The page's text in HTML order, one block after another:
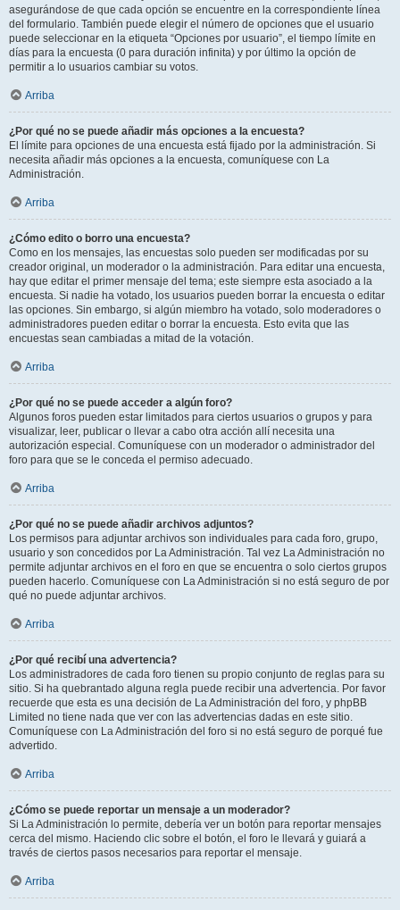
asegurándose de que cada opción se encuentre en la correspondiente línea
del formulario. También puede elegir el número de opciones que el usuario
puede seleccionar en la etiqueta “Opciones por usuario”, el tiempo límite en
días para la encuesta (0 para duración infinita) y por último la opción de
permitir a lo usuarios cambiar su votos.
Arriba
¿Por qué no se puede añadir más opciones a la encuesta?
El límite para opciones de una encuesta está fijado por la administración. Si
necesita añadir más opciones a la encuesta, comuníquese con La
Administración.
Arriba
¿Cómo edito o borro una encuesta?
Como en los mensajes, las encuestas solo pueden ser modificadas por su
creador original, un moderador o la administración. Para editar una encuesta,
hay que editar el primer mensaje del tema; este siempre esta asociado a la
encuesta. Si nadie ha votado, los usuarios pueden borrar la encuesta o editar
las opciones. Sin embargo, si algún miembro ha votado, solo moderadores o
administradores pueden editar o borrar la encuesta. Esto evita que las
encuestas sean cambiadas a mitad de la votación.
Arriba
¿Por qué no se puede acceder a algún foro?
Algunos foros pueden estar limitados para ciertos usuarios o grupos y para
visualizar, leer, publicar o llevar a cabo otra acción allí necesita una
autorización especial. Comuníquese con un moderador o administrador del
foro para que se le conceda el permiso adecuado.
Arriba
¿Por qué no se puede añadir archivos adjuntos?
Los permisos para adjuntar archivos son individuales para cada foro, grupo,
usuario y son concedidos por La Administración. Tal vez La Administración no
permite adjuntar archivos en el foro en que se encuentra o solo ciertos grupos
pueden hacerlo. Comuníquese con La Administración si no está seguro de por
qué no puede adjuntar archivos.
Arriba
¿Por qué recibí una advertencia?
Los administradores de cada foro tienen su propio conjunto de reglas para su
sitio. Si ha quebrantado alguna regla puede recibir una advertencia. Por favor
recuerde que esta es una decisión de La Administración del foro, y phpBB
Limited no tiene nada que ver con las advertencias dadas en este sitio.
Comuníquese con La Administración del foro si no está seguro de porqué fue
advertido.
Arriba
¿Cómo se puede reportar un mensaje a un moderador?
Si La Administración lo permite, debería ver un botón para reportar mensajes
cerca del mismo. Haciendo clic sobre el botón, el foro le llevará y guiará a
través de ciertos pasos necesarios para reportar el mensaje.
Arriba